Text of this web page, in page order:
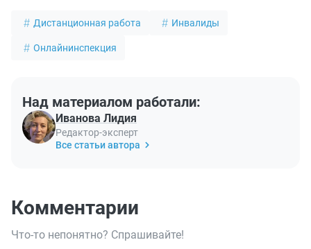
Дистанционная работа Инвалиды
Онлайнинспекция
Над материалом работали:
Иванова Лидия
Редактор-эксперт
Все статьи автора
Комментарии
Что-то непонятно? Спрашивайте!